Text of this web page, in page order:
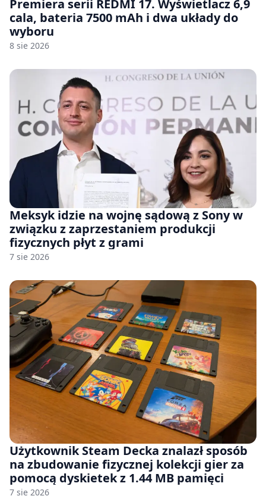
Premiera serii REDMI 17. Wyświetlacz 6,9
cala, bateria 7500 mAh i dwa układy do
wyboru
8 sie 2026
Meksyk idzie na wojnę sądową z Sony w
związku z zaprzestaniem produkcji
fizycznych płyt z grami
7 sie 2026
Użytkownik Steam Decka znalazł sposób
na zbudowanie fizycznej kolekcji gier za
pomocą dyskietek z 1.44 MB pamięci
7 sie 2026